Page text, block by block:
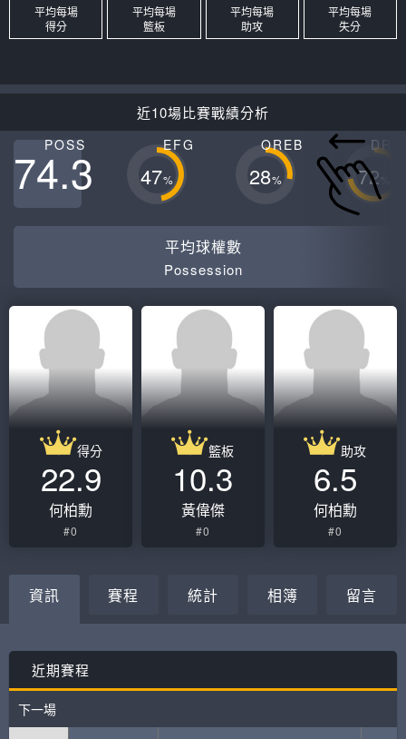
平均每場
得分
平均每場
籃板
平均每場
助攻
平均每場
失分
近10場比賽戰績分析
POSS
74.3 EFG
47%
OREB
28% 72
平均球權數
Possession
得分
22.9
何柏勳
#0
籃板
10.3
黃偉傑
#0
助攻
6.5
何柏勳
#0
資訊 賽程 統計 相簿 留言
近期賽程
下一場